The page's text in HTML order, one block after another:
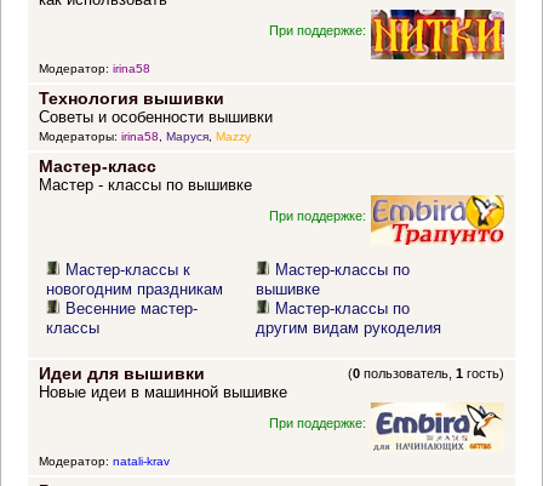
При поддержке:
Модератор: irina58
Технология вышивки
Советы и особенности вышивки
Модераторы: irina58, Маруся, Mazzy
Мастер-класс
Мастер - классы по вышивке
При поддержке:
Мастер-классы к
новогодним праздникам
Весенние мастер-
классы
Мастер-классы по
вышивке
Мастер-классы по
другим видам рукоделия
Идеи для вышивки (0 пользователь,1 гость)
Новые идеи в машинной вышивке
При поддержке:
Модератор: natali-krav